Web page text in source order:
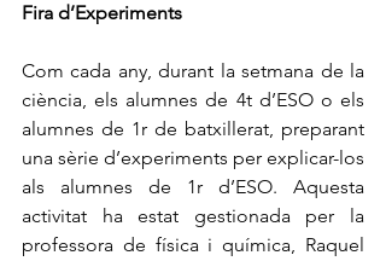
Fira d’Experiments
Com cada any, durant la setmana de la
ciència, els alumnes de 4t d’ESO o els
alumnes de 1r de batxillerat, preparant
una sèrie d’experiments per explicar-los
als alumnes de 1r d’ESO. Aquesta
activitat ha estat gestionada per la
professora de física i química, Raquel